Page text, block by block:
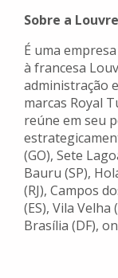
Sobre a
É uma
à francesa
administração
marcas Royal
reúne em seu
(GO), Sete
Bauru (SP),
(RJ), Campos
(ES), Vila Velha
Brasília (DF),